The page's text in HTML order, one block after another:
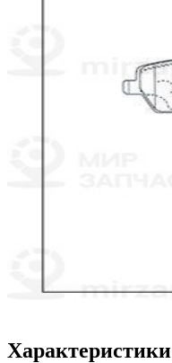
Характеристики